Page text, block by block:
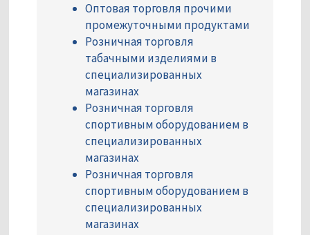
Оптовая торговля прочими
промежуточными продуктами
Розничная торговля
табачными изделиями в
специализированных
магазинах
Розничная торговля
спортивным оборудованием в
специализированных
магазинах
Розничная торговля
спортивным оборудованием в
специализированных
магазинах